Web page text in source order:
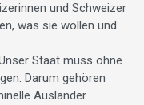
und Schweizer
was sie wollen und
Staat muss ohne
Darum gehören
Ausländer